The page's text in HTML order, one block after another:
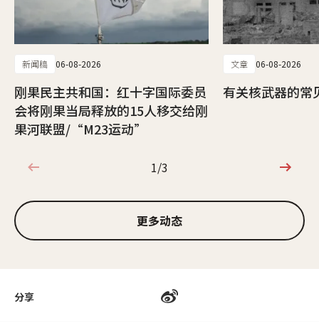
分享
新闻稿 06-08-2026
刚果民主共和国：红十字国际委员
会将刚果当局释放的15人移交给刚
果河联盟/“M23运动”
文章 06-08-2026
有关核武器的常
1/3
1/3
更多动态